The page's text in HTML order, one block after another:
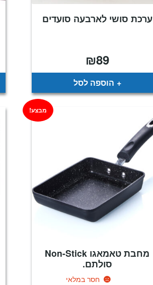
ערכת סושי לארבעה סועדים
₪89
הוספה לסל
מחבת טאמאגו Non-Stick
סולתם.
חסר במלאי
מבצע!